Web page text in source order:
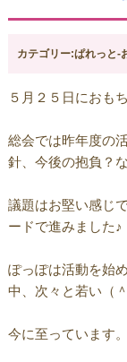
カテゴリー:ぱれっと-
５月２５日におも
総会では昨年度の
針、今後の抱負？
議題はお堅い感じ
ードで進みました♪
ぽっぽは活動を始
中、次々と若い（
今に至っています。